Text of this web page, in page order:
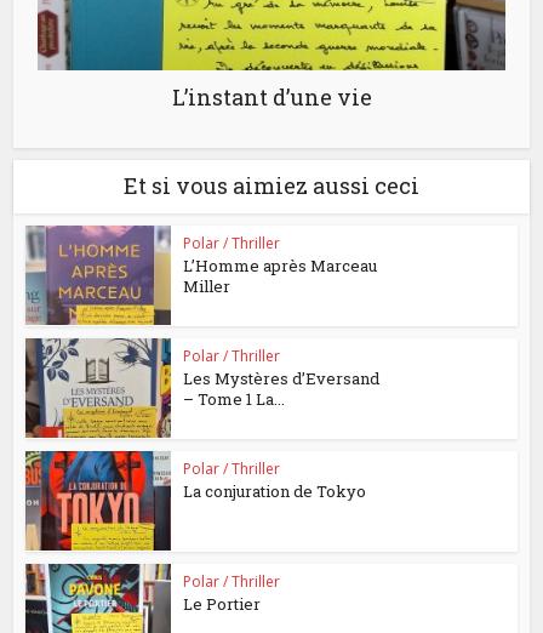
L’instant d’une vie
Et si vous aimiez aussi ceci
Polar / Thriller
L’Homme après Marceau
Miller
Polar / Thriller
Les Mystères d’Eversand
– Tome 1 La...
Polar / Thriller
La conjuration de Tokyo
Polar / Thriller
Le Portier